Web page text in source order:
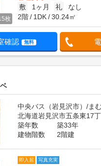
枚
敷
1ヶ月 礼
なし
2階
1DK 30.24㎡
確認 無料
中央バス（岩見沢市）/ま
北海道岩見沢市五条東17丁
築年数
築33年
建物階数
2階建
即入居 写真充実